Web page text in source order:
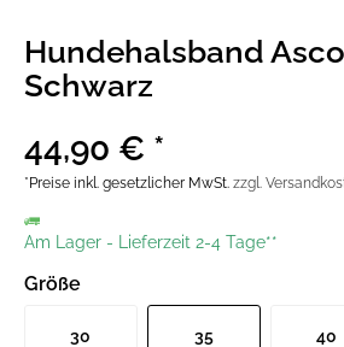
Hundehalsband
Schwarz
44,90 € *
*Preise inkl. gesetzlicher MwSt. zzgl.
Am Lager - Lieferzeit 2-4 Tage**
Größe
30 35 40